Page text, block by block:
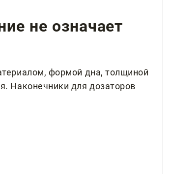
не означает
формой дна, толщиной
Наконечники для дозаторов